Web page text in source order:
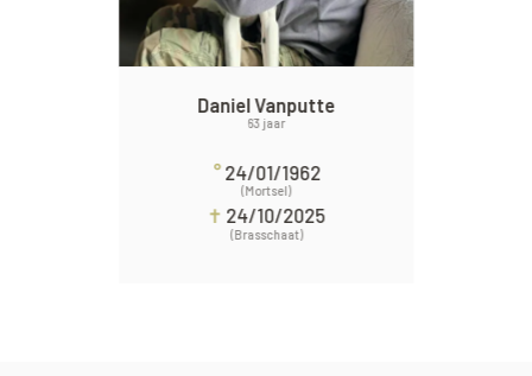
Daniel Vanputte
63 jaar
°24/01/1962
(Mortsel)
✝ 24/10/2025
(Brasschaat)